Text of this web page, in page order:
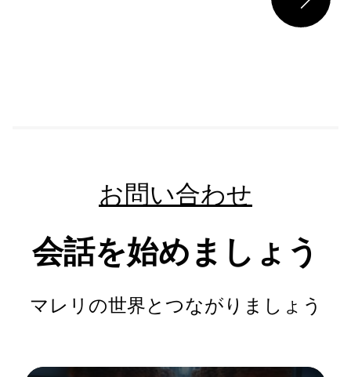
お問い合わせ
会話を始めましょう
マレリの世界とつながりましょう